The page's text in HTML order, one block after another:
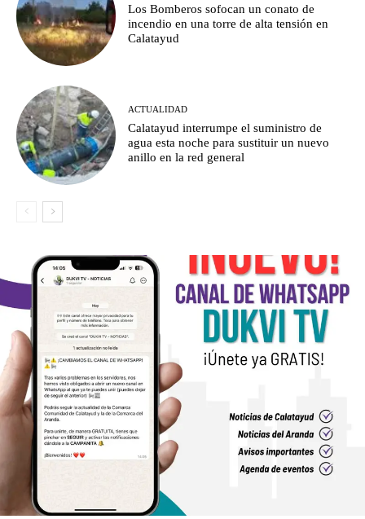
Los Bomberos sofocan un conato de
incendio en una torre de alta tensión en
Calatayud
ACTUALIDAD
Calatayud interrumpe el suministro de
agua esta noche para sustituir un nuevo
anillo en la red general